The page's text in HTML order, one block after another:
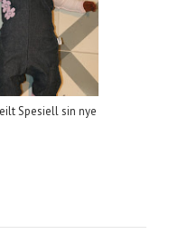
Spesiell sin nye